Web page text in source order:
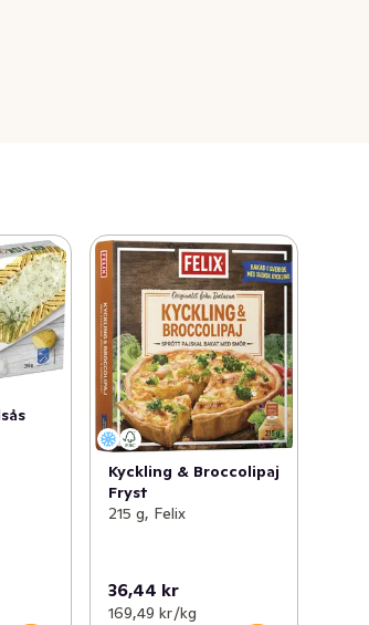
Kyckling & Broccolipaj
Fryst
215 g, Felix
36,44 kr
169,49 kr /kg